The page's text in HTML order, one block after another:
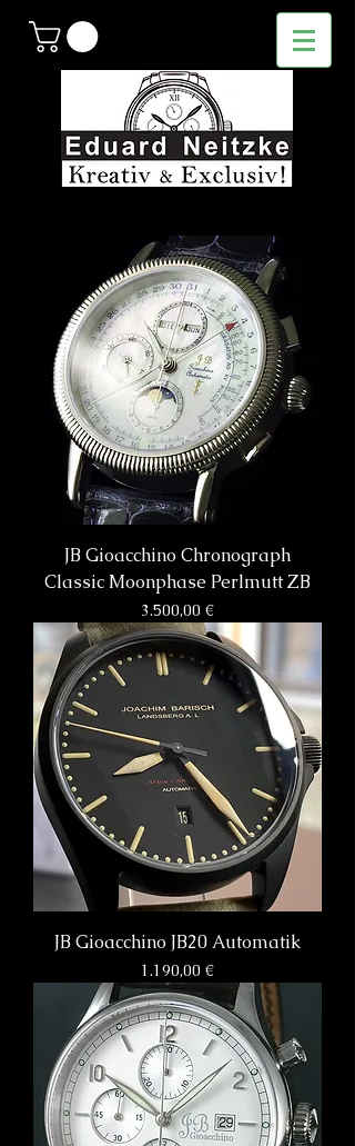
JB Gioacchino Chronograph
Classic Moonphase Perlmutt ZB
Preis
3.500,00 €
JB Gioacchino JB20 Automatik
Preis
1.190,00 €